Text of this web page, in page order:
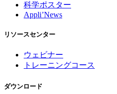
科学ポスター
Appli’News
リソースセンター
ウェビナー
トレーニングコース
ダウンロード